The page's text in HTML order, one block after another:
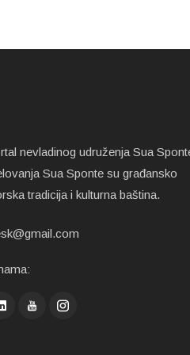
nevladinog udruženja Sua
Sua Sponte su građansko
tradicija i kulturna baština.